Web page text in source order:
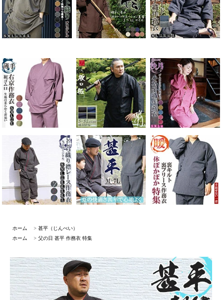
ホーム > 甚平（じんべい）
ホーム
> 父の日 甚平 作務衣 特集